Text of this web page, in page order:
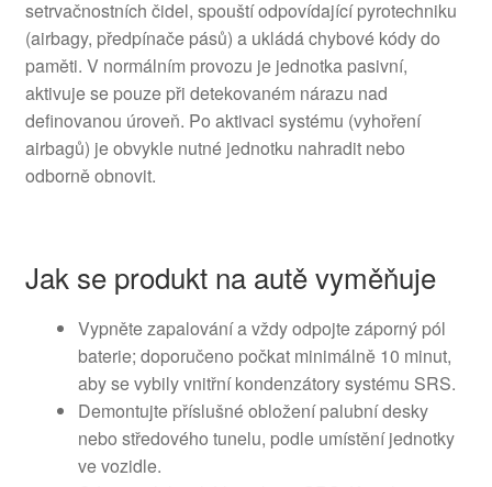
setrvačnostních čidel, spouští odpovídající pyrotechniku
(airbagy, předpínače pásů) a ukládá chybové kódy do
paměti. V normálním provozu je jednotka pasivní,
aktivuje se pouze při detekovaném nárazu nad
definovanou úroveň. Po aktivaci systému (vyhoření
airbagů) je obvykle nutné jednotku nahradit nebo
odborně obnovit.
Jak se produkt na autě vyměňuje
Vypněte zapalování a vždy odpojte záporný pól
baterie; doporučeno počkat minimálně 10 minut,
aby se vybily vnitřní kondenzátory systému SRS.
Demontujte příslušné obložení palubní desky
nebo středového tunelu, podle umístění jednotky
ve vozidle.